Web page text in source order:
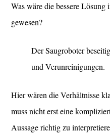
Was wäre die bessere
gewesen?
Der Saugroboter
und Verunreinigungen.
Hier wären die Verhältnisse
muss nicht erst eine
Aussage richtig zu